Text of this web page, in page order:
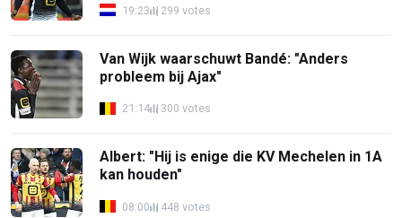
19:23 299 votes
Van Wijk waarschuwt Bandé: "Anders
probleem bij Ajax"
21:14 300 votes
Albert: "Hij is enige die KV Mechelen in 1A
kan houden"
08:00 448 votes